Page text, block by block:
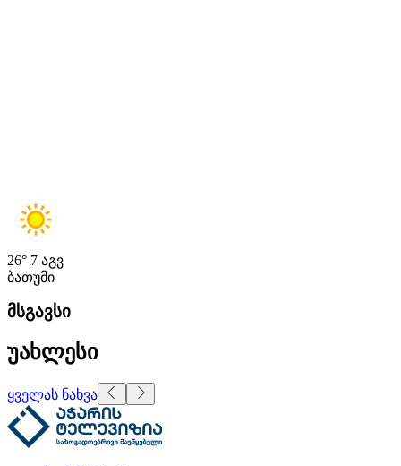
26° 7 აგვ
ბათუმი
მსგავსი
უახლესი
ყველას ნახვა